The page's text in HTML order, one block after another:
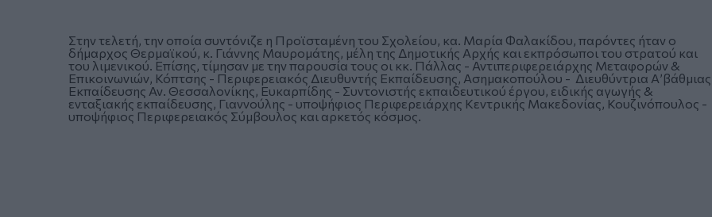
Στην τελετή, την οποία συντόνιζε η Προϊσταμένη του Σχολείου, κα. Μαρία Φαλακίδου, παρόντες ήταν ο
δήμαρχος Θερμαϊκού, κ. Γιάννης Μαυρομάτης, μέλη της Δημοτικής Αρχής και εκπρόσωποι του στρατού και
του λιμενικού. Επίσης, τίμησαν με την παρουσία τους οι κκ. Πάλλας - Αντιπεριφερειάρχης Μεταφορών &
Επικοινωνιών, Κόπτσης - Περιφερειακός Διευθυντής Εκπαίδευσης, Ασημακοπούλου - Διευθύντρια Α’βάθμιας
Εκπαίδευσης Αν. Θεσσαλονίκης, Ευκαρπίδης - Συντονιστής εκπαιδευτικού έργου, ειδικής αγωγής &
ενταξιακής εκπαίδευσης, Γιαννούλης - υποψήφιος Περιφερειάρχης Κεντρικής Μακεδονίας, Κουζινόπουλος -
υποψήφιος Περιφερειακός Σύμβουλος και αρκετός κόσμος.